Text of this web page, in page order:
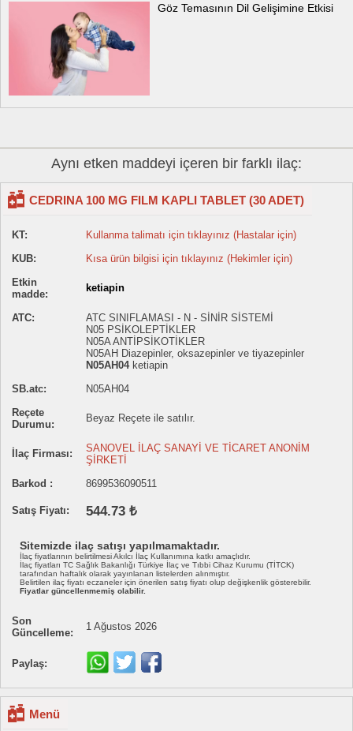
Göz Temasının Dil Gelişimine Etkisi
Aynı etken maddeyi içeren bir farklı ilaç:
CEDRINA 100 MG FILM KAPLI TABLET (30 ADET)
KT:
Kullanma talimatı için tıklayınız (Hastalar için)
KUB:
Kısa ürün bilgisi için tıklayınız (Hekimler için)
Etkin
madde:
ketiapin
ATC:
ATC SINIFLAMASI - N - SİNİR SİSTEMİ
N05 PSİKOLEPTİKLER
N05A ANTİPSİKOTİKLER
N05AH Diazepinler, oksazepinler ve tiyazepinler
N05AH04ketiapin
SB.atc:
N05AH04
Reçete
Durumu:
Beyaz Reçete ile satılır.
İlaç Firması:
SANOVEL İLAÇ SANAYİ VE TİCARET ANONİM
ŞİRKETİ
Barkod :
8699536090511
Satış Fiyatı: 544.73 ₺
Sitemizde ilaç satışı yapılmamaktadır.
İlaç fiyatlarının belirtilmesi Akılcı İlaç Kullanımına katkı amaçlıdır.
İlaç fiyatları TC Sağlık Bakanlığı Türkiye İlaç ve Tıbbi Cihaz Kurumu (TİTCK)
tarafından haftalık olarak yayınlanan listelerden alınmıştır.
Belirtilen ilaç fiyatı eczaneler için önerilen satış fiyatı olup değişkenlik gösterebilir.
Fiyatlar güncellenmemiş olabilir.
Son
Güncelleme:
1 Ağustos 2026
Paylaş:
Menü